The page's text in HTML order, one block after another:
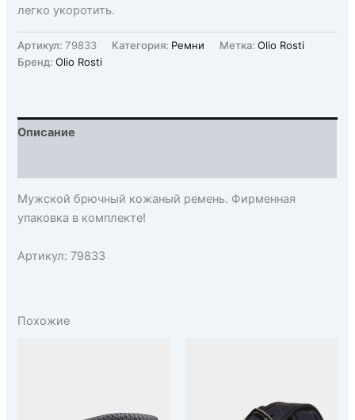
легко укоротить.
Артикул: 79833 Категория: Ремни Метка:Olio Rosti
Бренд:Olio Rosti
Описание
Мужской брючный кожаный ремень. Фирменная
упаковка в комплекте!
Артикул: 79833
Похожие